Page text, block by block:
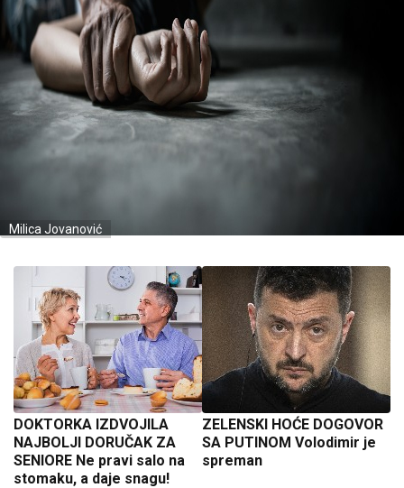
Milica Jovanović
DOKTORKA IZDVOJILA
NAJBOLJI DORUČAK ZA
SENIORE Ne pravi salo na
stomaku, a daje snagu!
ZELENSKI HOĆE DOGOVOR
SA PUTINOM Volodimir je
spreman